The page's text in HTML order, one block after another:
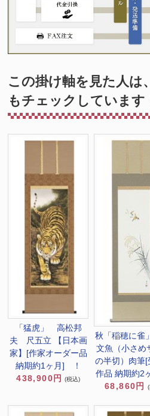
この掛け軸を見た人は
もチェックしています
「猛虎」 高松邦
夫 尺五立 【日本画
家】[作家オーダー品
納期約1ヶ月] ！
438,900円
(税込)
秋「稲穂に雀
文魚（小さめ
の半切）肉筆[
作品 納期約2
68,860円